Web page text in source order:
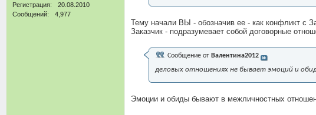
Регистрация
20.08.2010
Сообщений
4,977
Тему начали ВЫ - обозначив ее - как конфликт с
Заказчик - подразумевает собой договорные
Сообщение от Валентина2012
деловых отношениях не бывает эмоций и
Эмоции и обиды бывают в межличностных